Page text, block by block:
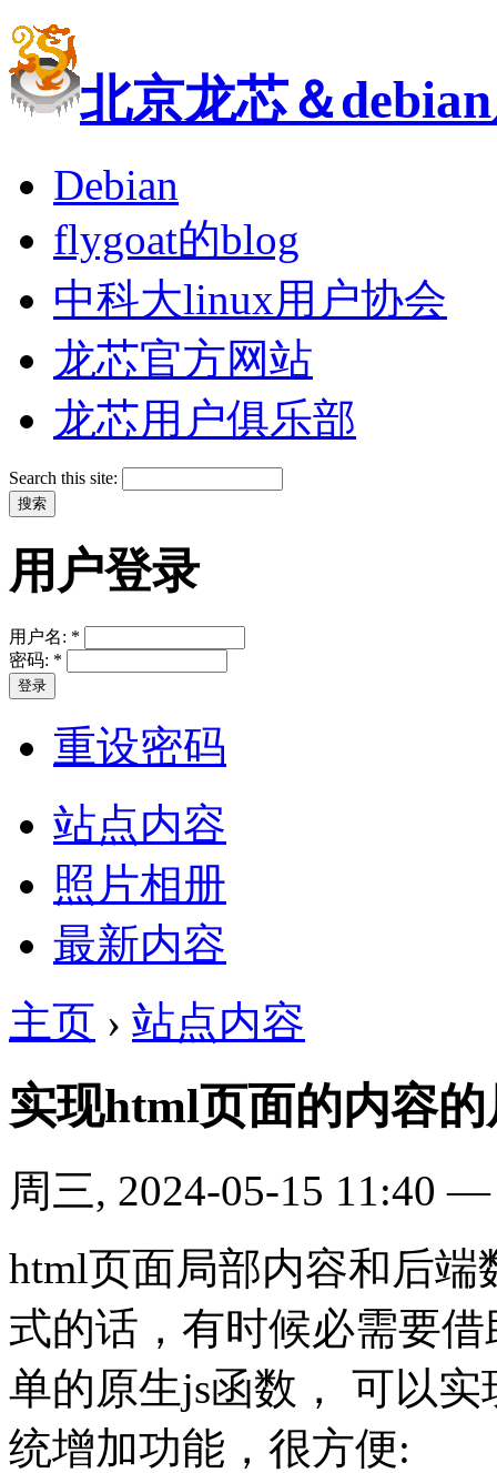
北京龙芯＆
Debian
flygoat的blog
中科大linux用户协会
龙芯官方网站
龙芯用户俱乐部
Search this site:
用户登录
用户名: *
密码: *
重设密码
站点内容
照片相册
最新内容
主页 › 站点内容
实现html页面的内容
周三, 2024-05-15 11:40
html页面局部内容和后端
式的话，有时候必需要
单的原生js函数， 可以
统增加功能，很方便: